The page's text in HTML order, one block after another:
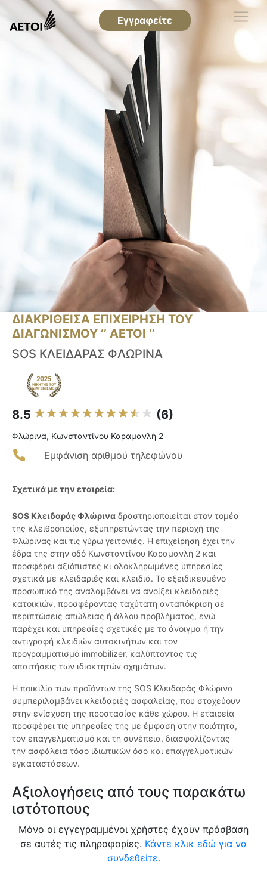
Εγγραφείτε
ΔΙΑΚΡΙΘΕΙΣΑ ΕΠΙΧΕΙΡΗΣΗ ΤΟΥ
ΔΙΑΓΩΝΙΣΜΟΥ ‘’ ΑΕΤΟΙ ‘’
SOS ΚΛΕΙΔΑΡΑΣ ΦΛΩΡΙΝΑ
8.5 (6)
Φλώρινα, Κωνσταντίνου Καραμανλή 2
Εμφάνιση αριθμού τηλεφώνου
Σχετικά με την εταιρεία:
SOS Κλειδαράς Φλώρινα δραστηριοποιείται στον τομέα
της κλειθροποιίας, εξυπηρετώντας την περιοχή της
Φλώρινας και τις γύρω γειτονιές. Η επιχείρηση έχει την
έδρα της στην οδό Κωνσταντίνου Καραμανλή 2 και
προσφέρει αξιόπιστες κι ολοκληρωμένες υπηρεσίες
σχετικά με κλειδαριές και κλειδιά. Το εξειδικευμένο
προσωπικό της αναλαμβάνει να ανοίξει κλειδαριές
κατοικιών, προσφέροντας ταχύτατη ανταπόκριση σε
περιπτώσεις απώλειας ή άλλου προβλήματος, ενώ
παρέχει και υπηρεσίες σχετικές με το άνοιγμα ή την
αντιγραφή κλειδιών αυτοκινήτων και τον
προγραμματισμό immobilizer, καλύπτοντας τις
απαιτήσεις των ιδιοκτητών οχημάτων.
Η ποικιλία των προϊόντων της SOS Κλειδαράς Φλώρινα
συμπεριλαμβάνει κλειδαριές ασφαλείας, που στοχεύουν
στην ενίσχυση της προστασίας κάθε χώρου. Η εταιρεία
προσφέρει τις υπηρεσίες της με έμφαση στην ποιότητα,
τον επαγγελματισμό και τη συνέπεια, διασφαλίζοντας
την ασφάλεια τόσο ιδιωτικών όσο και επαγγελματικών
εγκαταστάσεων.
Αξιολογήσεις από τους παρακάτω
ιστότοπους
Μόνο οι εγγεγραμμένοι χρήστες έχουν πρόσβαση
σε αυτές τις πληροφορίες. Κάντε κλικ εδώ για να
συνδεθείτε.